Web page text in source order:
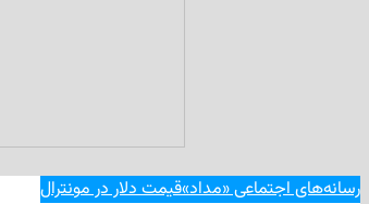
رسانه‌های اجتماعی «مداد»قیمت دلار در مونترال